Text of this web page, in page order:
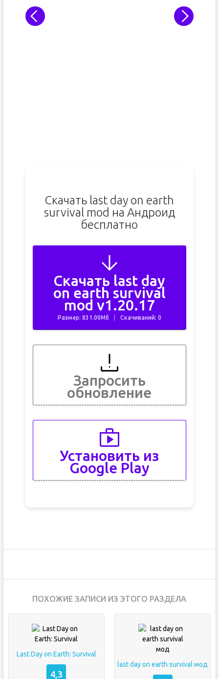
Скачать last day on earth
survival mod на Андроид
бесплатно
Скачать last day
on earth survival
mod v1.20.17
Размер: 831.00Мб Скачиваний: 0
Запросить
обновление
Установить из
Google Play
ПОХОЖИЕ ЗАПИСИ ИЗ ЭТОГО РАЗДЕЛА
Last Day on Earth: Survival
4,3
last day on earth survival мод